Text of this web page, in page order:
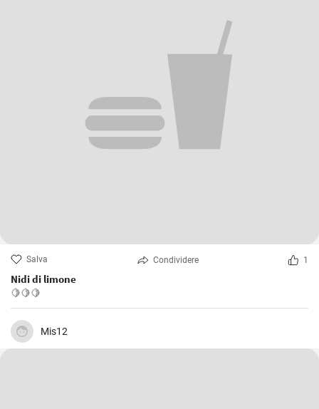
Salva Condividere 1
Nidi di limone
🍋🍋🍋
Mis12